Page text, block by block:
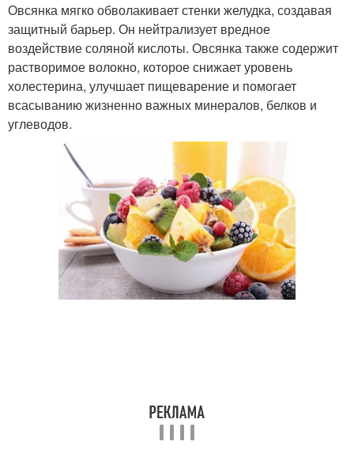
Овсянка мягко обволакивает стенки желудка, создавая
защитный барьер. Он нейтрализует вредное
воздействие соляной кислоты. Овсянка также содержит
растворимое волокно, которое снижает уровень
холестерина, улучшает пищеварение и помогает
всасыванию жизненно важных минералов, белков и
углеводов.